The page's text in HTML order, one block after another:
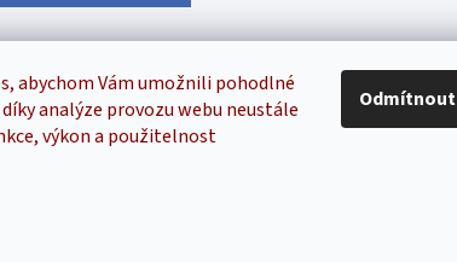
abychom Vám umožnili pohodlné
analýze provozu webu neustále
výkon a použitelnost
Odmítnout